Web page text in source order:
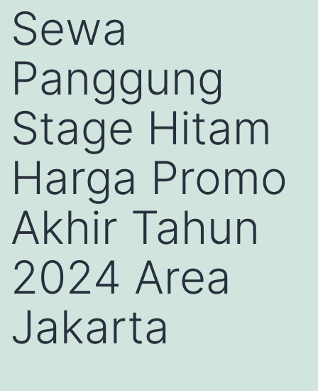
Sewa
Panggung
Stage Hitam
Harga Promo
Akhir Tahun
2024 Area
Jakarta